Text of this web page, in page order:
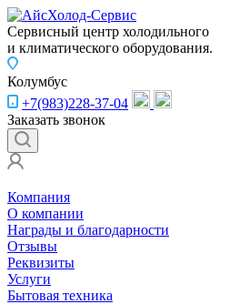
Сервисный центр холодильного
и климатического оборудования.
Колумбус
+7(983)228-37-04
Заказать звонок
Компания
О компании
Награды и благодарности
Отзывы
Реквизиты
Услуги
Бытовая техника